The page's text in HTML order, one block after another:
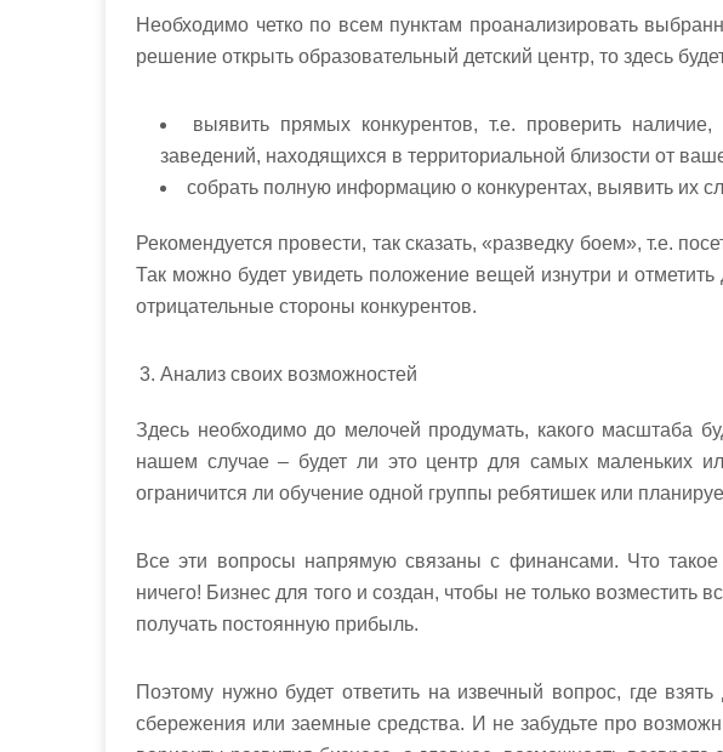
Необходимо четко по всем пунктам проанализировать
решение открыть образовательный детский центр, то здесь
выявить прямых конкурентов, т.е. проверить
заведений, находящихся в территориальной близости от
собрать полную информацию о конкурентах, выявить их
Рекомендуется провести, так сказать, «разведку боем», т.е.
Так можно будет увидеть положение вещей изнутри и
отрицательные стороны конкурентов.
Анализ своих возможностей
Здесь необходимо до мелочей продумать, какого масштаба
нашем случае – будет ли это центр для самых маленьких
ограничится ли обучение одной группы ребятишек или
Все эти вопросы напрямую связаны с финансами. Что
ничего! Бизнес для того и создан, чтобы не только возместить
получать постоянную прибыль.
Поэтому нужно будет ответить на извечный вопрос, где
сбережения или заемные средства. И не забудьте про